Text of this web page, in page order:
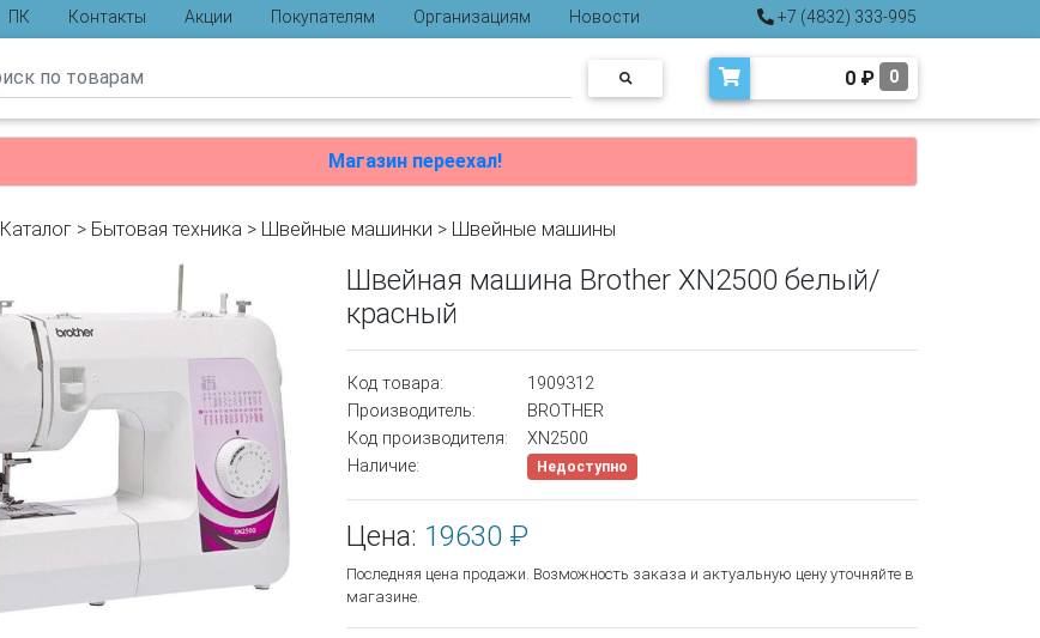
ПК Контакты Акции Покупателям Организациям
Новости
+7 (4832) 333-995
0 ₽ 0
Магазин переехал!
Каталог > Бытовая техника > Швейные машинки > Швейные машины
Швейная машина Brother XN2500 белый/
красный
Код товара:
1909312
Производитель:
BROTHER
Код производителя:
XN2500
Наличие:
Недоступно
Цена: 19630 ₽
Последняя цена продажи. Возможность заказа и актуальную цену уточняйте в
магазине.